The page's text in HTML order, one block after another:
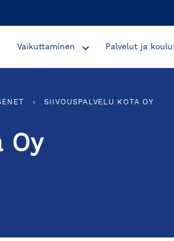
Vaikuttaminen Palvelut ja
› SIIVOUSPALVELU KOTA OY
Oy